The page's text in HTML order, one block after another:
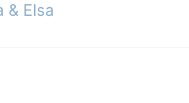
& Elsa